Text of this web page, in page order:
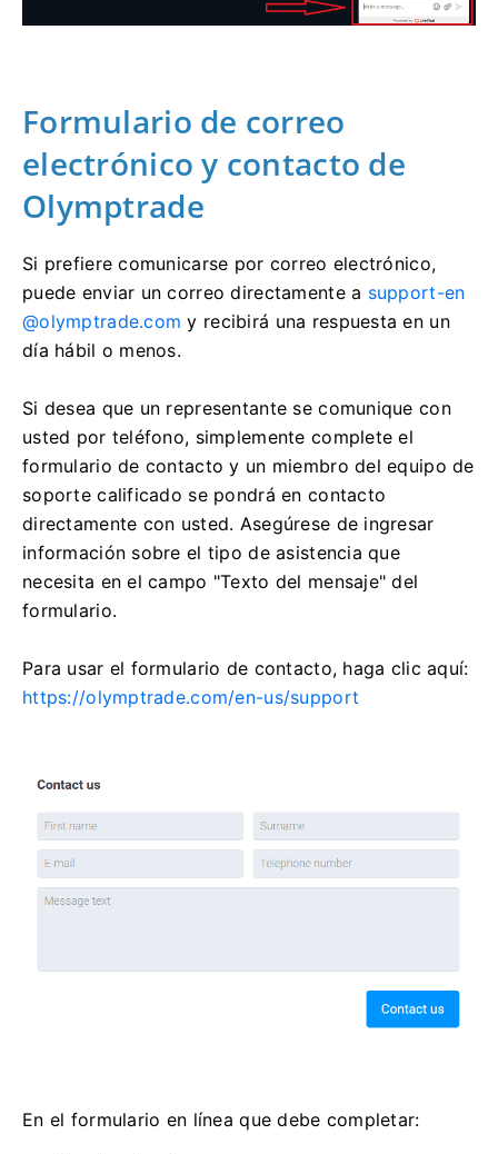
Formulario de correo
electrónico y contacto de
Olymptrade
Si prefiere comunicarse por correo electrónico,
puede enviar un correo directamente a support-en
@olymptrade.com y recibirá una respuesta en un
día hábil o menos.
Si desea que un representante se comunique con
usted por teléfono, simplemente complete el
formulario de contacto y un miembro del equipo de
soporte calificado se pondrá en contacto
directamente con usted. Asegúrese de ingresar
información sobre el tipo de asistencia que
necesita en el campo "Texto del mensaje" del
formulario.
Para usar el formulario de contacto, haga clic aquí:
https://olymptrade.com/en-us/support
En el formulario en línea que debe completar: